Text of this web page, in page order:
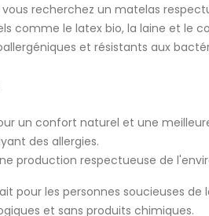
recherchez un matelas
comme le latex bio, la laine et le
et résistants aux
un confort naturel et une
des allergies.
production respectueuse de
pour les personnes soucieuses
et sans produits chimiques.